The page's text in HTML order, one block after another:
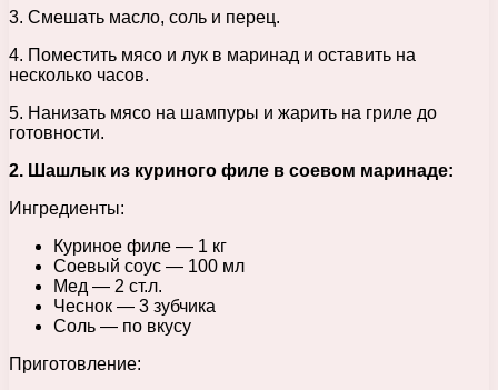
3. Смешать масло, соль и перец.
4. Поместить мясо и лук в маринад и оставить на
несколько часов.
5. Нанизать мясо на шампуры и жарить на гриле до
готовности.
2. Шашлык из куриного филе в соевом маринаде:
Ингредиенты:
Куриное филе — 1 кг
Соевый соус — 100 мл
Мед — 2 ст.л.
Чеснок — 3 зубчика
Соль — по вкусу
Приготовление: